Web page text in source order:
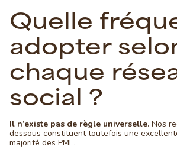
Quelle
adopter
chaque
social ?
Il n’existe pas de règle universelle. Nos
dessous constituent toutefois une
majorité des PME.